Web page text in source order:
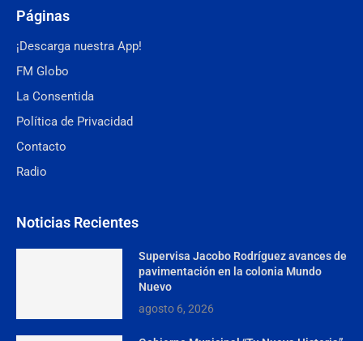
Páginas
¡Descarga nuestra App!
FM Globo
La Consentida
Política de Privacidad
Contacto
Radio
Noticias Recientes
Supervisa Jacobo Rodríguez avances de
pavimentación en la colonia Mundo
Nuevo
agosto 6, 2026